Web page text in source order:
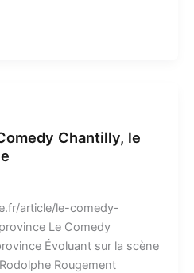
Chantilly, le
article/le-comedy-
Le Comedy
Évoluant sur la scène
Rougement